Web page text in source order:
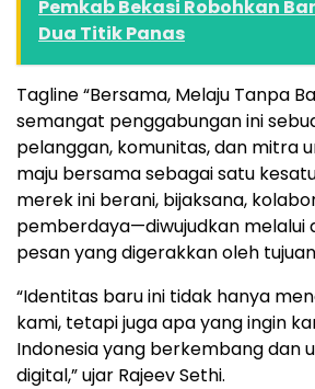
Pemkab Bekasi Robohkan
Dua Titik Panas
Tagline “Bersama, Melaju Tanpa
semangat penggabungan ini
pelanggan, komunitas, dan mitra
maju bersama sebagai satu
merek ini berani, bijaksana,
pemberdaya—diwujudkan melalui
pesan yang digerakkan oleh
“Identitas baru ini tidak hanya
kami, tetapi juga apa yang ingin
Indonesia yang berkembang dan
digital,” ujar Rajeev Sethi.